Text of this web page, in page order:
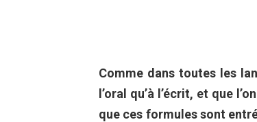
Comme dans toutes les
l’oral qu’à l’écrit, et que
que ces formules sont